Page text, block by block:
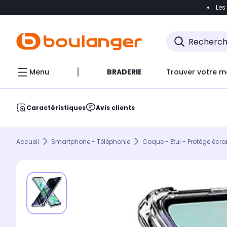
Accéder
Menu BRADERIE Trouver votre
Caractéristiques Avis clients
Accueil Smartphone - Téléphonie Coque - Etui - Protège